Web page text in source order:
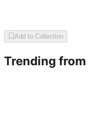
Add to Collection
Trending from